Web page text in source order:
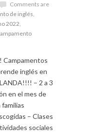
Comments are
de inglés,
2022,
inglés en
– 2 a 3
en el mes de
– Clases
sociales